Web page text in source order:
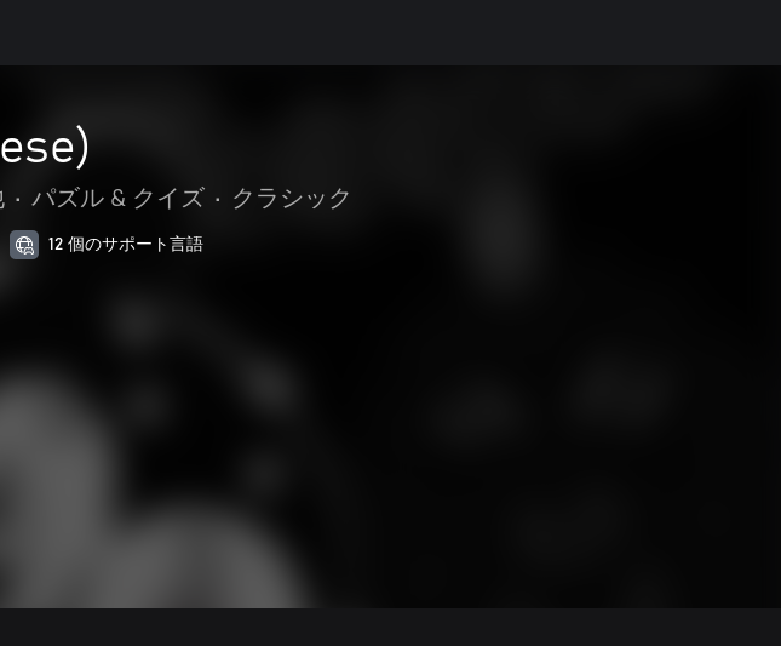
• パズル & クイズ • クラシック
12 個のサポート言語